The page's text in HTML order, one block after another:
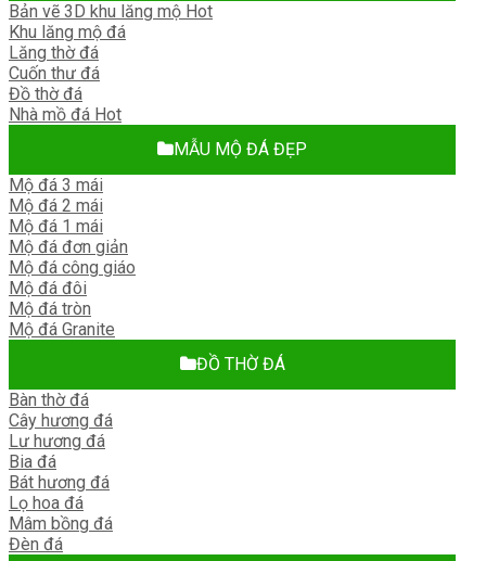
Bản vẽ 3D khu lăng mộ
Khu lăng mộ đá
Lăng thờ đá
Cuốn thư đá
Đồ thờ đá
Nhà mồ đá
MẪU MỘ ĐÁ ĐẸP
Mộ đá 3 mái
Mộ đá 2 mái
Mộ đá 1 mái
Mộ đá đơn giản
Mộ đá công giáo
Mộ đá đôi
Mộ đá tròn
Mộ đá Granite
ĐỒ THỜ ĐÁ
Bàn thờ đá
Cây hương đá
Lư hương đá
Bia đá
Bát hương đá
Lọ hoa đá
Mâm bồng đá
Đèn đá